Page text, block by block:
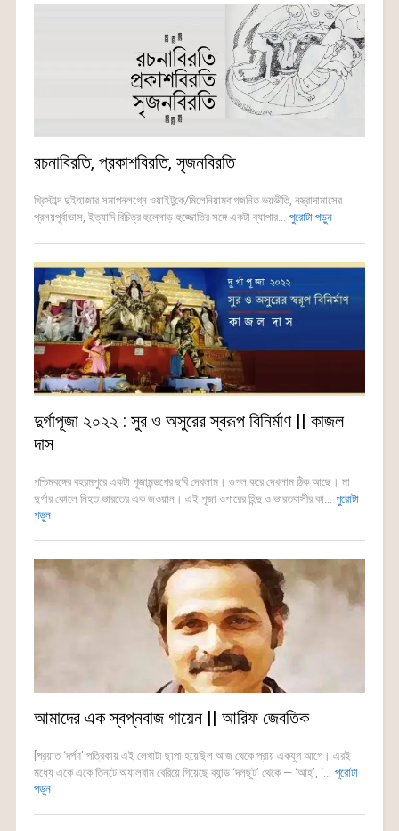
রচনাবিরতি, প্রকাশবিরতি, সৃজনবিরতি
খ্রিস্টাব্দ দুইহাজার সমাপনলগ্নে ওয়াইটুকে/মিলেনিয়ামবাগজনিত ভয়ভীতি, নস্ত্রাদামাসের
প্রলয়পূর্বাভাস, ইত্যাদি বিচিত্র হুল্লোড়-হুজ্জোতির সঙ্গে একটা ব্যাপার... পুরোটা পড়ুন
দুর্গাপূজা ২০২২ : সুর ও অসুরের স্বরূপ বিনির্মাণ || কাজল
দাস
পশ্চিমবঙ্গের বহরমপুরে একটা পূজামন্ডপের ছবি দেখলাম। গুগল করে দেখলাম ঠিক আছে। মা
দুর্গার কোলে নিহত ভারতের এক জওয়ান। এই পূজা ওপারের হিন্দু ও ভারতবাসীর কা... পুরোটা
পড়ুন
আমাদের এক স্বপ্নবাজ গায়েন || আরিফ জেবতিক
[প্রয়াত ‘দর্পণ’ পত্রিকায় এই লেখাটা ছাপা হয়েছিল আজ থেকে প্রায় একযুগ আগে। এরই
মধ্যে একে একে তিনটে অ্যালবাম বেরিয়ে গিয়েছে ব্যান্ড ‘দলছুট’ থেকে — ‘আহ্’, ‘... পুরোটা
পড়ুন